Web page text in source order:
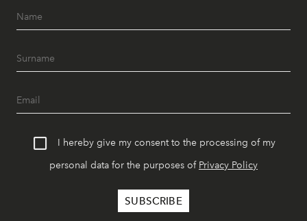
I hereby give my consent to the processing of my
personal data for the purposes of Privacy Policy